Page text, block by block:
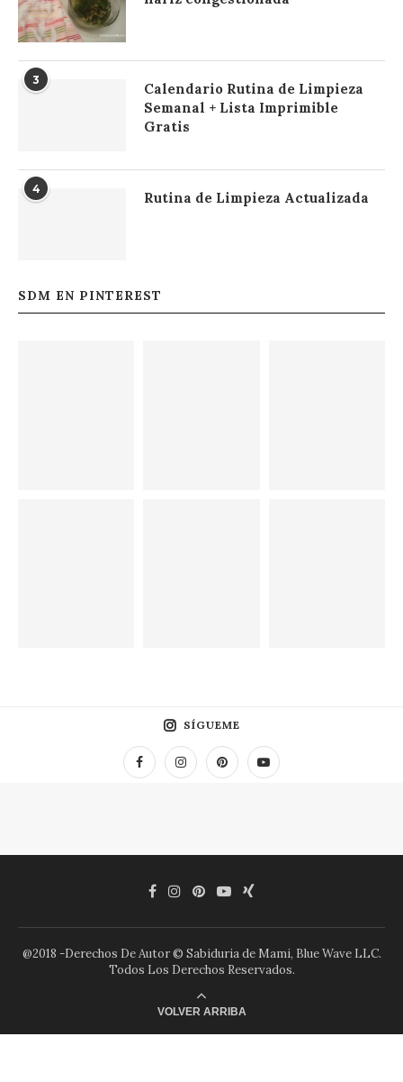
3
Calendario Rutina de Limpieza
Semanal + Lista Imprimible
Gratis
4
Rutina de Limpieza Actualizada
SDM EN PINTEREST
SÍGUEME
@2018 -Derechos De Autor © Sabiduria de Mami, Blue Wave LLC.
Todos Los Derechos Reservados.
VOLVER ARRIBA